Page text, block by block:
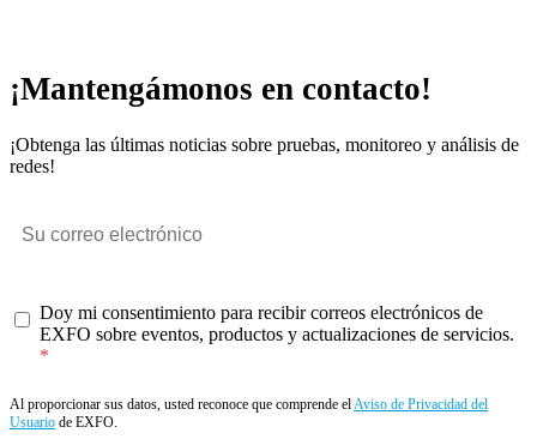
¡Mantengámonos en contacto!
¡Obtenga las últimas noticias sobre pruebas, monitoreo y análisis de
redes!
Doy mi consentimiento para recibir correos electrónicos de
EXFO sobre eventos, productos y actualizaciones de servicios.
Al proporcionar sus datos, usted reconoce que comprende elAviso de Privacidad del
Usuario de EXFO.